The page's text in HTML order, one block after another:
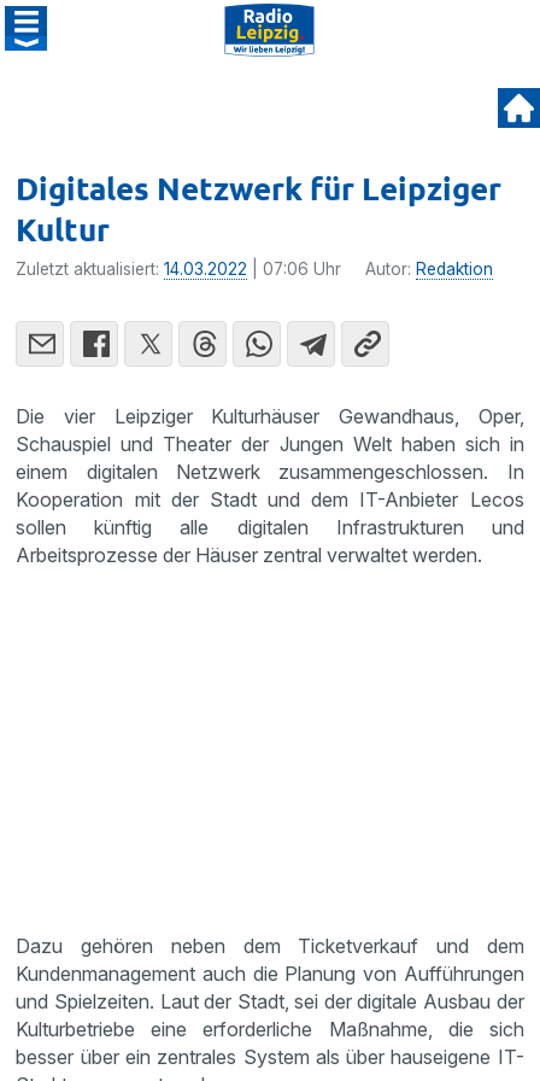
Digitales Netzwerk für Leipziger
Kultur
Zuletzt aktualisiert:14.03.2022 | 07:06 Uhr Autor: Redaktion
Die vier Leipziger Kulturhäuser Gewandhaus, Oper,
Schauspiel und Theater der Jungen Welt haben sich in
einem digitalen Netzwerk zusammengeschlossen. In
Kooperation mit der Stadt und dem IT-Anbieter Lecos
sollen künftig alle digitalen Infrastrukturen und
Arbeitsprozesse der Häuser zentral verwaltet werden.
Dazu gehören neben dem Ticketverkauf und dem
Kundenmanagement auch die Planung von Aufführungen
und Spielzeiten. Laut der Stadt, sei der digitale Ausbau der
Kulturbetriebe eine erforderliche Maßnahme, die sich
besser über ein zentrales System als über hauseigene IT-